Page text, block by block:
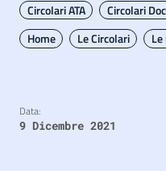
Circolari ATA
Circolari
Home
Le Circolari
Data:
9 Dicembre 2021